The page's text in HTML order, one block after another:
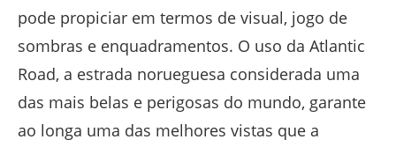
pode propiciar em termos de visual, jogo de
sombras e enquadramentos. O uso da Atlantic
Road, a estrada norueguesa considerada uma
das mais belas e perigosas do mundo, garante
ao longa uma das melhores vistas que a